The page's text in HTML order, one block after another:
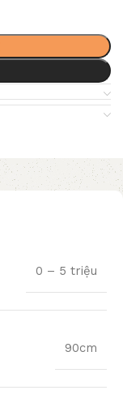
0 – 5 triệu
90cm